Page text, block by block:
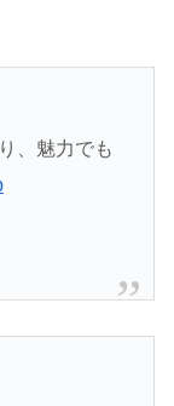
、魅力でも